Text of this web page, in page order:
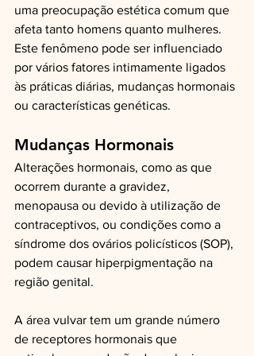
uma preocupação estética comum que
afeta tanto homens quanto mulheres.
Este fenômeno pode ser influenciado
por vários fatores intimamente ligados
às práticas diárias, mudanças hormonais
ou características genéticas.
Mudanças Hormonais
Alterações hormonais, como as que
ocorrem durante a gravidez,
menopausa ou devido à utilização de
contraceptivos, ou condições como a
síndrome dos ovários policísticos (SOP),
podem causar hiperpigmentação na
região genital.
A área vulvar tem um grande número
de receptores hormonais que